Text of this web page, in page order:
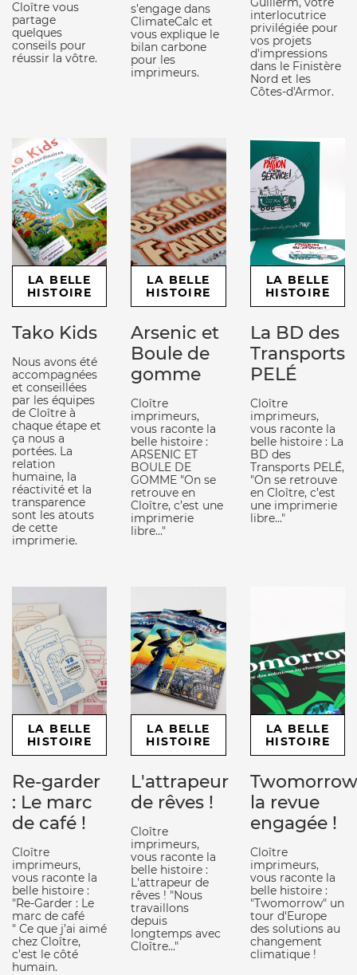
Cloître vous
partage
quelques
conseils pour
réussir la vôtre.
s’engage dans
ClimateCalc et
vous explique le
bilan carbone
pour les
imprimeurs.
interlocutrice
privilégiée pour
vos projets
d'impressions
dans le Finistère
Nord et les
Côtes-d'Armor.
LA BELLE
HISTOIRE
Tako Kids
Nous avons été
accompagnées
et conseillées
par les équipes
de Cloître à
chaque étape et
ça nous a
portées. La
relation
humaine, la
réactivité et la
transparence
sont les atouts
de cette
imprimerie.
LA BELLE
HISTOIRE
Arsenic et
Boule de
gomme
Cloître
imprimeurs,
vous raconte la
belle histoire :
ARSENIC ET
BOULE DE
GOMME "On se
retrouve en
Cloître, c’est une
imprimerie
libre..."
LA BELLE
HISTOIRE
La BD des
Transports
PELÉ
Cloître
imprimeurs,
vous raconte la
belle histoire : La
BD des
Transports PELÉ,
"On se retrouve
en Cloître, c’est
une imprimerie
libre..."
LA BELLE
HISTOIRE
Re-garder
: Le marc
de café !
Cloître
imprimeurs,
vous raconte la
belle histoire :
"Re-Garder : Le
marc de café
" Ce que j’ai aimé
chez Cloître,
c’est le côté
humain.
LA BELLE
HISTOIRE
L'attrapeur
de rêves !
Cloître
imprimeurs,
vous raconte la
belle histoire :
L'attrapeur de
rêves ! "Nous
travaillons
depuis
longtemps avec
Cloître..."
LA BELLE
HISTOIRE
la revue
engagée !
Cloître
imprimeurs,
vous raconte la
belle histoire :
"Twomorrow" un
tour d'Europe
des solutions au
changement
climatique !